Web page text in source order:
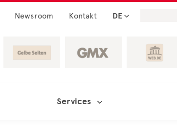
Newsroom Kontakt DE
Services